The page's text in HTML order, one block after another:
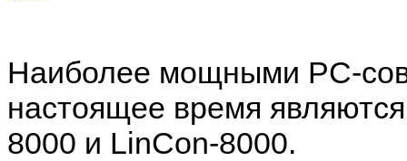
Наиболее мощными PC-
настоящее время
8000 и LinCon-8000.